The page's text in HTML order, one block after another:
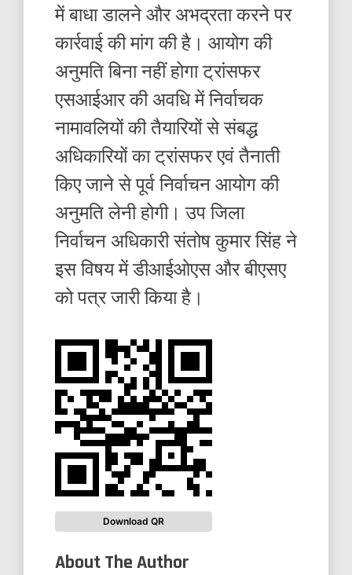
में बाधा डालने और अभद्रता करने पर
कार्रवाई की मांग की है। आयोग की
अनुमति बिना नहीं होगा ट्रांसफर
एसआईआर की अवधि में निर्वाचक
नामावलियों की तैयारियों से संबद्ध
अधिकारियों का ट्रांसफर एवं तैनाती
किए जाने से पूर्व निर्वाचन आयोग की
अनुमति लेनी होगी। उप जिला
निर्वाचन अधिकारी संतोष कुमार सिंह ने
इस विषय में डीआईओएस और बीएसए
को पत्र जारी किया है।
Download QR
About The Author